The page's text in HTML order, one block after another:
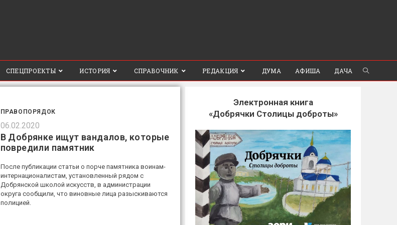
СПЕЦПРОЕКТЫ ИСТОРИЯ СПРАВОЧНИК РЕДАКЦИЯ ДУМА АФИША ДАЧА
ПРАВОПОРЯДОК
06.02.2020
В Добрянке ищут вандалов, которые
повредили памятник
После публикации статьи о порче памятника воинам-
интернационалистам, установленный рядом с
Добрянской школой искусств, в администрации
округа сообщили, что виновные лица разыскиваются
полицией.
Электронная книга
«Добрячки Столицы доброты»